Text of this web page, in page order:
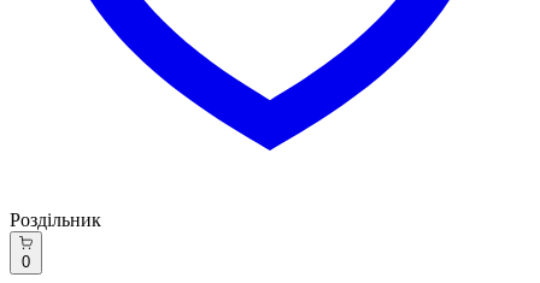
Роздільник
0